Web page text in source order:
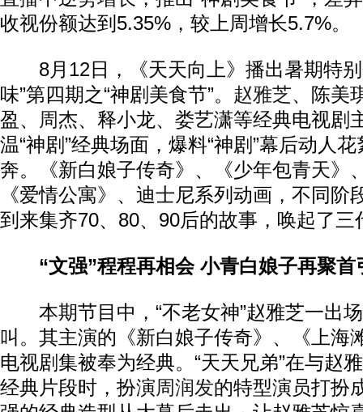
收视份额达到5.35%，较上周增长5.7%。
8月12日，《天天向上》播出暑期特别
味”第四期之“神剧美食节”。 赵雅芝、陈美
盈、
周杰、释小龙、娄艺潇等经典电视剧
温“神剧”经典场面，爆料“神剧”幕后动人
奔。《新白娘子传奇》、《少年包青天》
《爱情公寓》、迪士尼系列动画，不同阶
到来集齐70、80、90后的故事，唤起了三
“文强”程程再相会 小青白娘子再聚首
本期节目中，“不老女神”赵雅芝一出
叫。其主演的《新白娘子传奇》、《上海
电视剧集被奉为经典。“天天兄弟”在与赵
经典片段时，扮演周润发的特型演员打扮
动物系恋人啊 | 钟欣潼体验爱情哲学 南